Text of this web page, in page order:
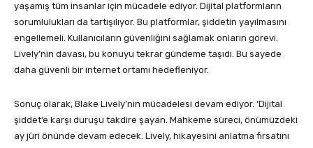
yaşamış tüm insanlar için mücadele ediyor. Dijital platformların
sorumlulukları da tartışılıyor. Bu platformlar, şiddetin yayılmasını
engellemeli. Kullanıcıların güvenliğini sağlamak onların görevi.
Lively’nin davası, bu konuyu tekrar gündeme taşıdı. Bu sayede
daha güvenli bir internet ortamı hedefleniyor.
Sonuç olarak, Blake Lively’nin mücadelesi devam ediyor. ‘Dijital
şiddet’e karşı duruşu takdire şayan. Mahkeme süreci, önümüzdeki
ay jüri önünde devam edecek. Lively, hikayesini anlatma fırsatını